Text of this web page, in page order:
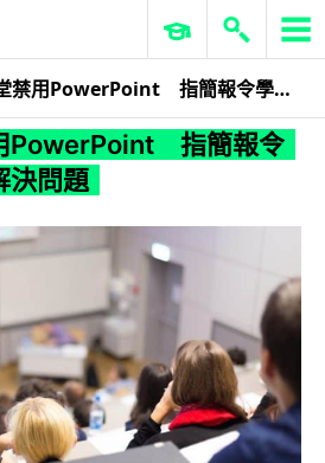
學者籲課堂禁用PowerPoint 指簡報令學生愚蠢不懂解決問題
教育科技
PowerPoint 指簡報令
決問題